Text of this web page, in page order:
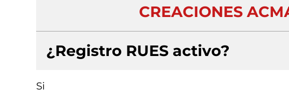
CREACIONES
¿Registro RUES activo?
Si